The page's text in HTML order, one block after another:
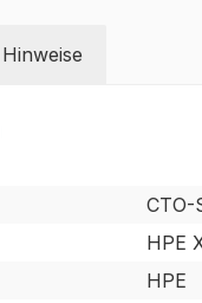
Hinweise
CTO-
HPE
HPE